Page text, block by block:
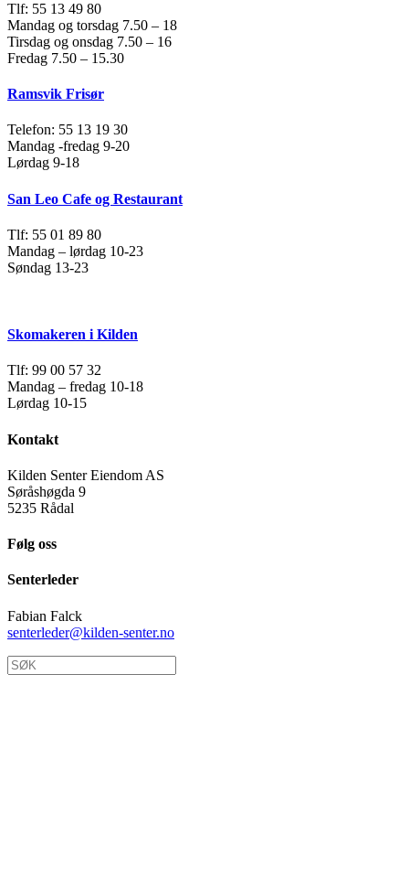
Tlf: 55 13 49 80
Mandag og torsdag 7.50 – 18
Tirsdag og onsdag 7.50 – 16
Fredag 7.50 – 15.30
Ramsvik Frisør
Telefon: 55 13 19 30
Mandag -fredag 9-20
Lørdag 9-18
San Leo Cafe og Restaurant
Tlf: 55 01 89 80
Mandag – lørdag 10-23
Søndag 13-23
Skomakeren i Kilden
Tlf: 99 00 57 32
Mandag – fredag 10-18
Lørdag 10-15
Kontakt
Kilden Senter Eiendom AS
Søråshøgda 9
5235 Rådal
Følg oss
Senterleder
Fabian Falck
senterleder@kilden-senter.no